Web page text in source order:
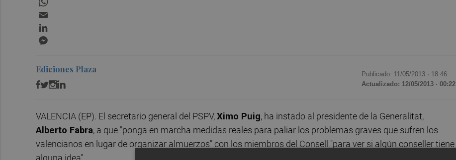
Ediciones Plaza Publicado: 11/05/2013 · 18:46
Actualizado: 12/05/2013 · 00:22
VALENCIA (EP). El secretario general del PSPV,Ximo Puig, ha instado al presidente de la Generalitat,
Alberto Fabra, a que "ponga en marcha medidas reales para paliar los problemas graves que sufren los
valencianos en lugar de organizar almuerzos" con los miembros del Consell "para ver si algún conseller tiene
alguna idea".